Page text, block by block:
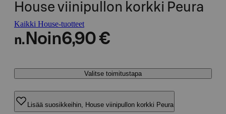
House viinipullon korkki Peura
Kaikki House-tuotteet
n. Noin6,90 €
Valitse toimitustapa
Lisää suosikkeihin, House viinipullon korkki Peura